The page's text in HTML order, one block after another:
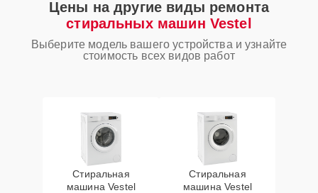
Цены на другие виды ремонта
стиральных машин Vestel
Выберите модель вашего устройства и узнайте
стоимость всех видов работ
Стиральная
машина Vestel
Стиральная
машина Vestel